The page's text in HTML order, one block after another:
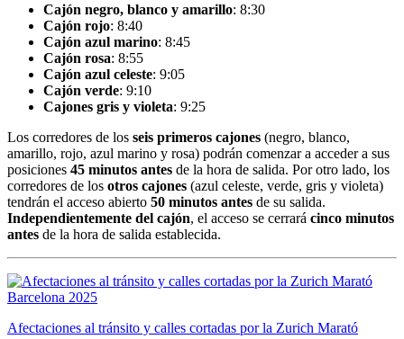
Cajón negro, blanco y amarillo: 8:30
Cajón rojo: 8:40
Cajón azul marino: 8:45
Cajón rosa: 8:55
Cajón azul celeste: 9:05
Cajón verde: 9:10
Cajones gris y violeta: 9:25
Los corredores de los seis primeros cajones (negro, blanco,
amarillo, rojo, azul marino y rosa) podrán comenzar a acceder a sus
posiciones 45 minutos antes de la hora de salida. Por otro lado, los
corredores de los otros cajones (azul celeste, verde, gris y violeta)
tendrán el acceso abierto 50 minutos antes de su salida.
Independientemente del cajón, el acceso se cerrará cinco minutos
antes de la hora de salida establecida.
Afectaciones al tránsito y calles cortadas por la Zurich Marató